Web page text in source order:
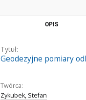
OPIS
Tytuł:
Geodezyjne pomiary
Twórca:
Zykubek, Stefan